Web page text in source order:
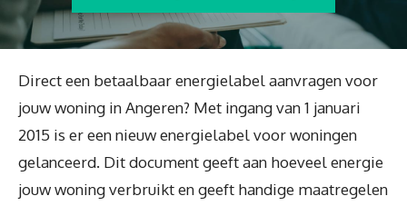
Direct een betaalbaar energielabel aanvragen voor
jouw woning in Angeren? Met ingang van 1 januari
2015 is er een nieuw energielabel voor woningen
gelanceerd. Dit document geeft aan hoeveel energie
jouw woning verbruikt en geeft handige maatregelen